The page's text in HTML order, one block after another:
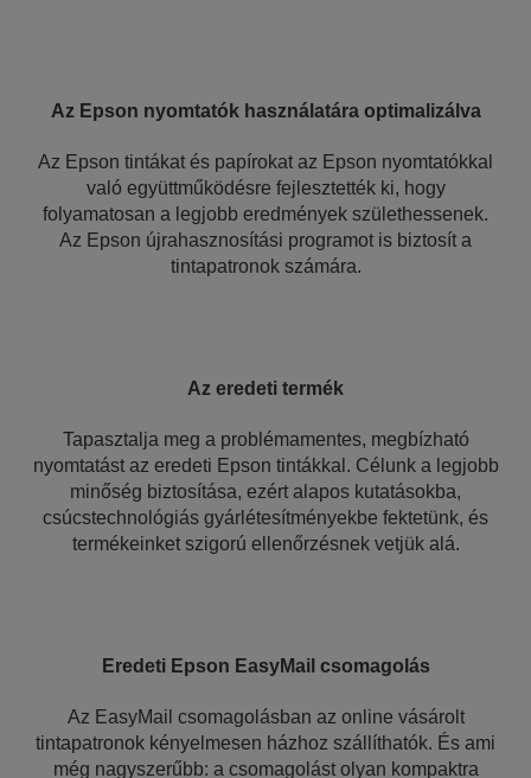
Az Epson nyomtatók használatára optimalizálva
Az Epson tintákat és papírokat az Epson nyomtatókkal
való együttműködésre fejlesztették ki, hogy
folyamatosan a legjobb eredmények születhessenek.
Az Epson újrahasznosítási programot is biztosít a
tintapatronok számára.
Az eredeti termék
Tapasztalja meg a problémamentes, megbízható
nyomtatást az eredeti Epson tintákkal. Célunk a legjobb
minőség biztosítása, ezért alapos kutatásokba,
csúcstechnológiás gyárlétesítményekbe fektetünk, és
termékeinket szigorú ellenőrzésnek vetjük alá.
Eredeti Epson EasyMail csomagolás
Az EasyMail csomagolásban az online vásárolt
tintapatronok kényelmesen házhoz szállíthatók. És ami
még nagyszerűbb: a csomagolást olyan kompaktra